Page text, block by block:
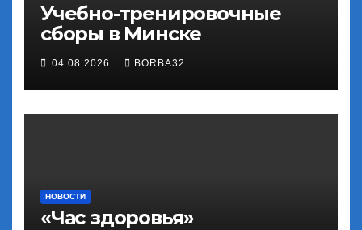
Учебно-тренировочные
сборы в Минске
04.08.2026 BORBA32
НОВОСТИ
«Час здоровья»